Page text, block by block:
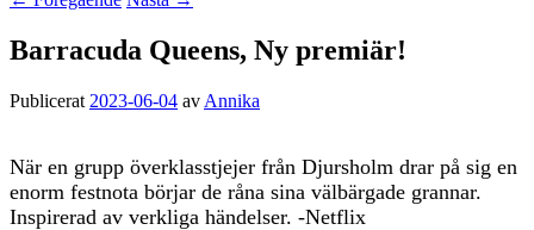
Barracuda Queens, Ny premiär!
Publicerat 2023-06-04 av Annika
När en grupp överklasstjejer från Djursholm drar på sig en
enorm festnota börjar de råna sina välbärgade grannar.
Inspirerad av verkliga händelser. -Netflix